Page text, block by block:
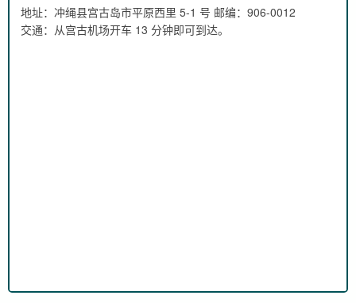
地址：冲绳县宫古岛市平原西里 5-1 号 邮编：906-0012
交通：从宫古机场开车 13 分钟即可到达。